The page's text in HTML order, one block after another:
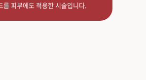
름 피부에도 적용한 시술입니다.